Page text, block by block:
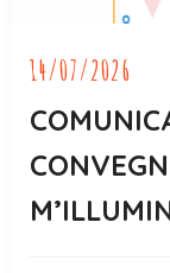
14/07/2026